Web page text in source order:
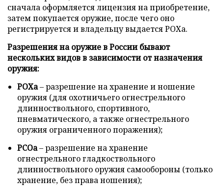
сначала оформляется лицензия на приобретение,
затем покупается оружие, после чего оно
регистрируется и владельцу выдается РОХа.
Разрешения на оружие в России бывают
нескольких видов в зависимости от назначения
оружия:
РОХа– разрешение на хранение и ношение
оружия (для охотничьего огнестрельного
длинноствольного, спортивного,
пневматического, а также огнестрельного
оружия ограниченного поражения);
РСОа– разрешение на хранение
огнестрельного гладкоствольного
длинноствольного оружия самообороны (только
хранение, без права ношения);